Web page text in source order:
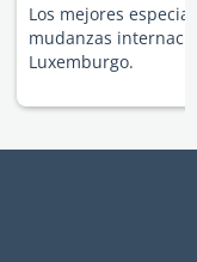
Los mejores
mudanzas
Luxemburgo.